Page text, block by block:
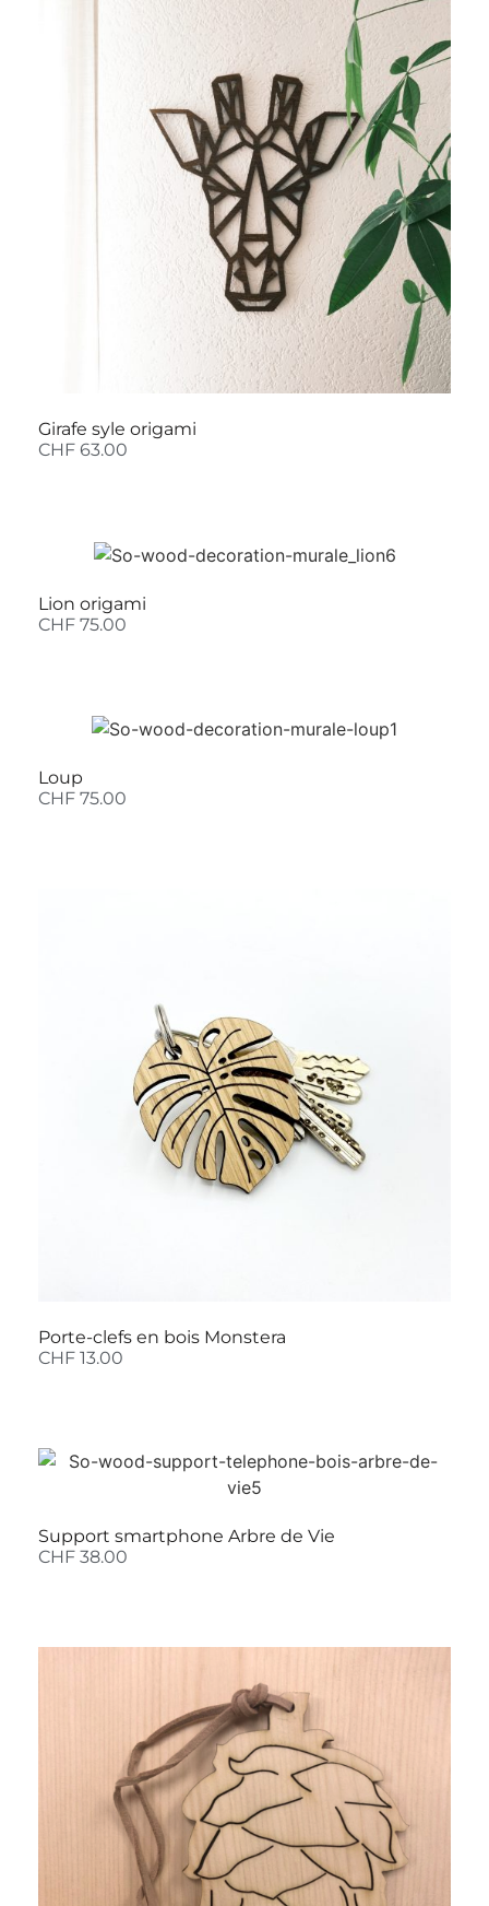
Girafe syle origami
CHF 63.00
Lion origami
CHF 75.00
Loup
CHF 75.00
Porte-clefs en bois Monstera
CHF 13.00
Support smartphone Arbre de Vie
CHF 38.00